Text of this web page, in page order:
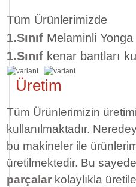
Tüm Ürünlerimizde
1.Sınıf Melaminli
1.Sınıf kenar bantları
Üretim
Tüm Ürünlerimizin
kullanılmaktadır.
bu makineler ile
üretilmektedir. Bu sayede
parçalar kolaylıkla